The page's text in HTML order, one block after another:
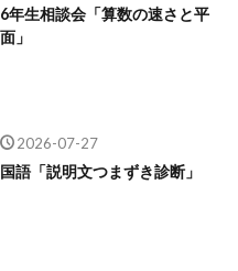
6年生相談会「算数の速さと平
面」
2026-07-27
国語「説明文つまずき診断」